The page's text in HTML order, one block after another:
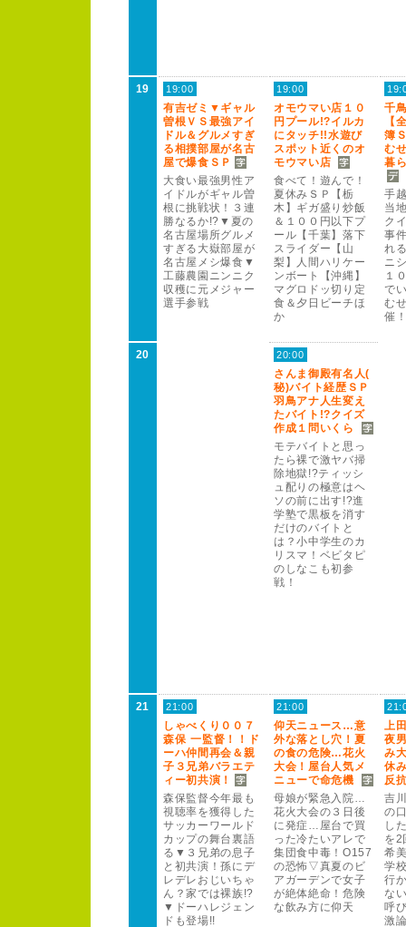
19 19:00
有吉ゼミ▼ギャル
曽根Ｖ Ｓ 最強アイ
ドル＆グルメすぎ
る相撲部屋が名古
屋で爆食Ｓ Ｐ
大食い最強男性ア
イドルがギャル曽
根に挑戦状！
３ 連
勝なるか!? ▼夏の
名古屋場所グルメ
すぎる大嶽部屋が
名古屋メシ爆食▼
工藤農園ニンニク
収穫に元メジャー
選手参戦
19:00
オモウマい店１
０
円プー ル!?イルカ
にタッチ!!水遊び
スポット近くのオ
モウマい店
食べて！ 遊んで！
夏休みＳ Ｐ
【栃
木】ギガ盛り炒飯
＆１
０ ０ 円以下プ
ー ル【千葉】落下
スライダー 【山
梨】人間ハリケー
ンボー ト【沖縄】
マグロドッ切り定
食＆夕日ビーチほ
か
千
【
簿
む
暮
手
当
ク
事
れ
ニ
１
で
む
催
20 20:00
さんま御殿有名人(
秘)バイト経歴Ｓ Ｐ
羽鳥アナ人生変え
たバイト!?クイズ
作成１ 問いくら
モテバイトと思っ
たら裸で激ヤバ掃
除地獄!?ティッシ
ュ配りの極意はヘ
ソの前に出す!?進
学塾で黒板を消す
だけのバイトと
は？小中学生のカ
リスマ！ ベビタピ
のしなこも初参
戦！
21 21:00
しゃべくり０ ０ ７
森保 一監督！
！
ド
ーハ仲間再会＆親
子３ 兄弟バラエテ
ィー初共演！
森保監督今年最も
視聴率を獲得した
サッカー ワー ルド
カップの舞台裏語
る▼３ 兄弟の息子
と初共演！孫にデ
レデレおじいちゃ
ん？家では裸族!?
▼ドー ハレジェン
ドも登場!!
21:00
仰天ニュース…意
外な落とし穴！ 夏
の食の危険…花火
大会！ 屋台人気メ
ニューで命危機
母娘が緊急入院…
花火大会の３ 日後
に発症…屋台で買
った冷たいアレで
集団食中毒！ O157
の恐怖▽真夏のビ
アガーデンで女子
が絶体絶命！ 危険
な飲み方に仰天
上
夜
み
休
反
吉
の
し
を2
希
学
行
な
呼
激